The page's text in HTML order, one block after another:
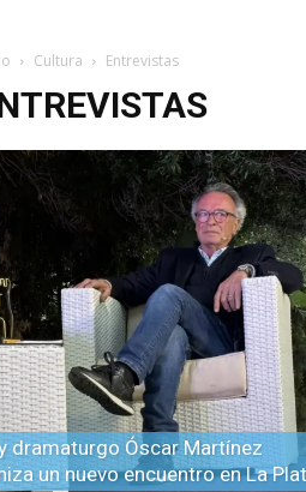
Cultura Entrevistas
dramaturgo Óscar Martínez
un nuevo encuentro en La